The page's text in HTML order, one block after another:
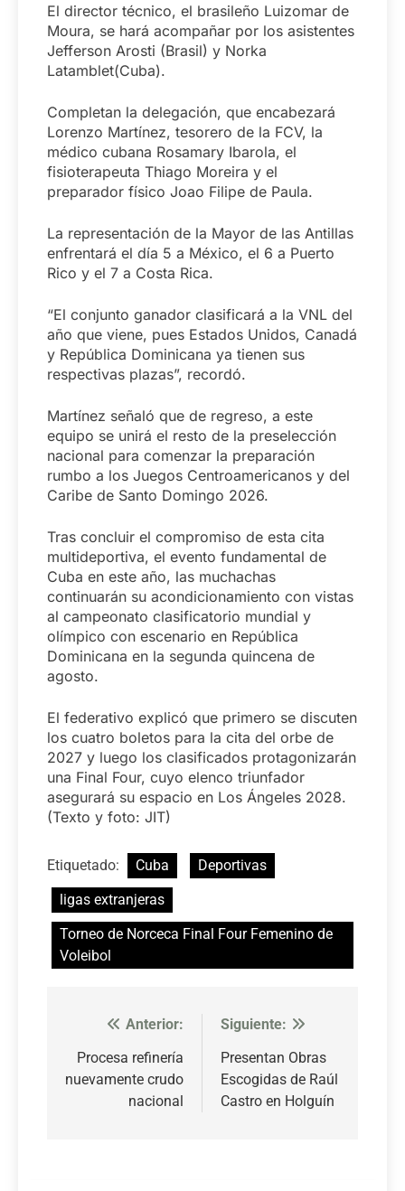
El director técnico, el brasileño Luizomar de
Moura, se hará acompañar por los asistentes
Jefferson Arosti (Brasil) y Norka
Latamblet(Cuba).
Completan la delegación, que encabezará
Lorenzo Martínez, tesorero de la FCV, la
médico cubana Rosamary Ibarola, el
fisioterapeuta Thiago Moreira y el
preparador físico Joao Filipe de Paula.
La representación de la Mayor de las Antillas
enfrentará el día 5 a México, el 6 a Puerto
Rico y el 7 a Costa Rica.
“El conjunto ganador clasificará a la VNL del
año que viene, pues Estados Unidos, Canadá
y República Dominicana ya tienen sus
respectivas plazas”, recordó.
Martínez señaló que de regreso, a este
equipo se unirá el resto de la preselección
nacional para comenzar la preparación
rumbo a los Juegos Centroamericanos y del
Caribe de Santo Domingo 2026.
Tras concluir el compromiso de esta cita
multideportiva, el evento fundamental de
Cuba en este año, las muchachas
continuarán su acondicionamiento con vistas
al campeonato clasificatorio mundial y
olímpico con escenario en República
Dominicana en la segunda quincena de
agosto.
El federativo explicó que primero se discuten
los cuatro boletos para la cita del orbe de
2027 y luego los clasificados protagonizarán
una Final Four, cuyo elenco triunfador
asegurará su espacio en Los Ángeles 2028.
(Texto y foto: JIT)
Etiquetado: Cuba
Deportivas
ligas extranjeras
Torneo de Norceca Final Four Femenino de
Voleibol
Navegación
de
entradas
Anterior:
Procesa refinería
nuevamente crudo
nacional
Siguiente:
Presentan Obras
Escogidas de Raúl
Castro en Holguín